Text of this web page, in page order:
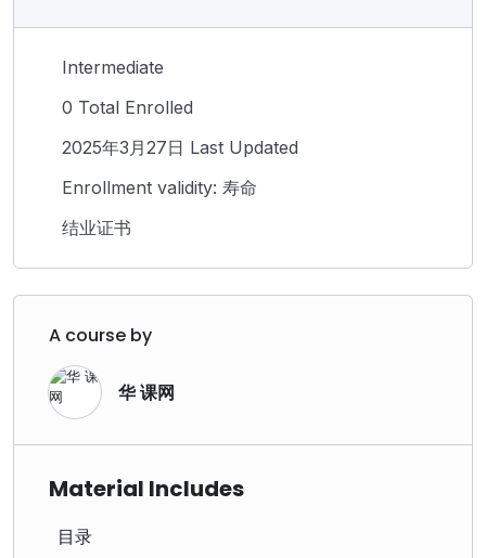
Intermediate
0 Total Enrolled
2025年3月27日 Last Updated
Enrollment validity: 寿命
结业证书
A course by
华 课网
Material Includes
目录